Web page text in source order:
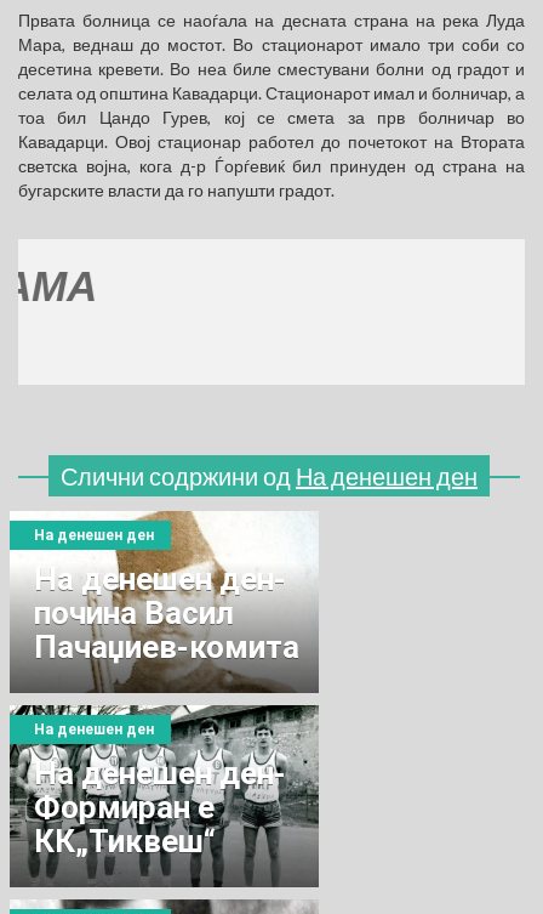
Првата болница се наоѓала на десната страна на река Луда
Мара, веднаш до мостот. Во стационарот имало три соби со
десетина кревети. Во неа биле сместувани болни од градот и
селата од општина Кавадарци. Стационарот имал и болничар, а
тоа бил Цандо Гурев, кој се смета за прв болничар во
Кавадарци. Овој стационар работел до почетокот на Втората
светска војна, кога д-р Ѓорѓевиќ бил принуден од страна на
бугарските власти да го напушти градот.
Слични содржини од На денешен ден
Нa денешен ден-
почина Васил
Пачаџиев-комита
и војвода
На денешен ден
На денешен ден-
Формиран е
КК„Тиквеш“
На денешен ден